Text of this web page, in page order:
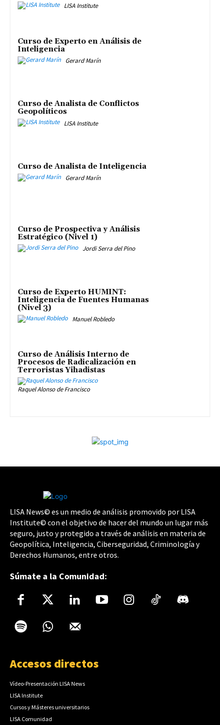
LISA Institute
Curso de Experto en Análisis de
Inteligencia
Gerard Marín
Curso de Analista de Conflictos
Geopolíticos
LISA Institute
Curso de Analista de Inteligencia
Gerard Marín
Curso de Prospectiva y Análisis
Estratégico (Nivel 1)
Jordi Serra del Pino
Curso de Experto HUMINT:
Inteligencia de Fuentes Humanas
(Nivel 3)
Manuel Robledo
Curso de Análisis Interno de
Procesos de Radicalización en
Terroristas Yihadistas
Raquel Alonso de Francisco
LISA News© es un medio de análisis promovido por LISA
Institute© con el objetivo de hacer del mundo un lugar más
seguro, justo y protegido a través de análisis en materia de
Geopolítica, Inteligencia, Ciberseguridad, Criminología y
Derechos Humanos, entre otros.
Súmate a la Comunidad:
Accesos directos
Vídeo-Presentación LISA News
LISA Institute
Cursos y Másteres universitarios
LISA Comunidad